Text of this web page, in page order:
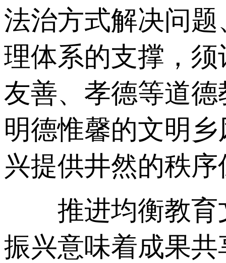
法治方式解决问
理体系的支撑，
友善、孝德等道
明德惟馨的文明
兴提供井然的秩序
推进均衡教育
振兴意味着成果